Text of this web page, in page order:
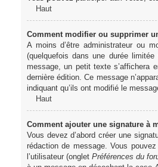
Haut
Comment modifier ou supprimer
A moins d’être administrateur ou
(quelquefois dans une durée
message, un petit texte s’affichera
dernière édition. Ce message
indiquant qu’ils ont modifié le
Haut
Comment ajouter une signature à
Vous devez d’abord créer une
rédaction de message. Vous
l’utilisateur (onglet Préférences du